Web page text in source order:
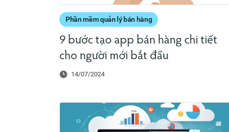
Phần mềm quản lý bán hàng
9 bước tạo app bán hàng chi tiết
cho người mới bắt đầu
14/07/2024